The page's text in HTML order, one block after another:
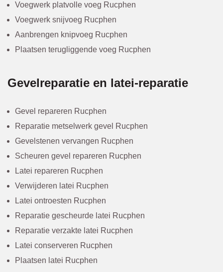
Voegwerk platvolle voeg Rucphen
Voegwerk snijvoeg Rucphen
Aanbrengen knipvoeg Rucphen
Plaatsen terugliggende voeg Rucphen
Gevelreparatie en latei-reparatie
Gevel repareren Rucphen
Reparatie metselwerk gevel Rucphen
Gevelstenen vervangen Rucphen
Scheuren gevel repareren Rucphen
Latei repareren Rucphen
Verwijderen latei Rucphen
Latei ontroesten Rucphen
Reparatie gescheurde latei Rucphen
Reparatie verzakte latei Rucphen
Latei conserveren Rucphen
Plaatsen latei Rucphen